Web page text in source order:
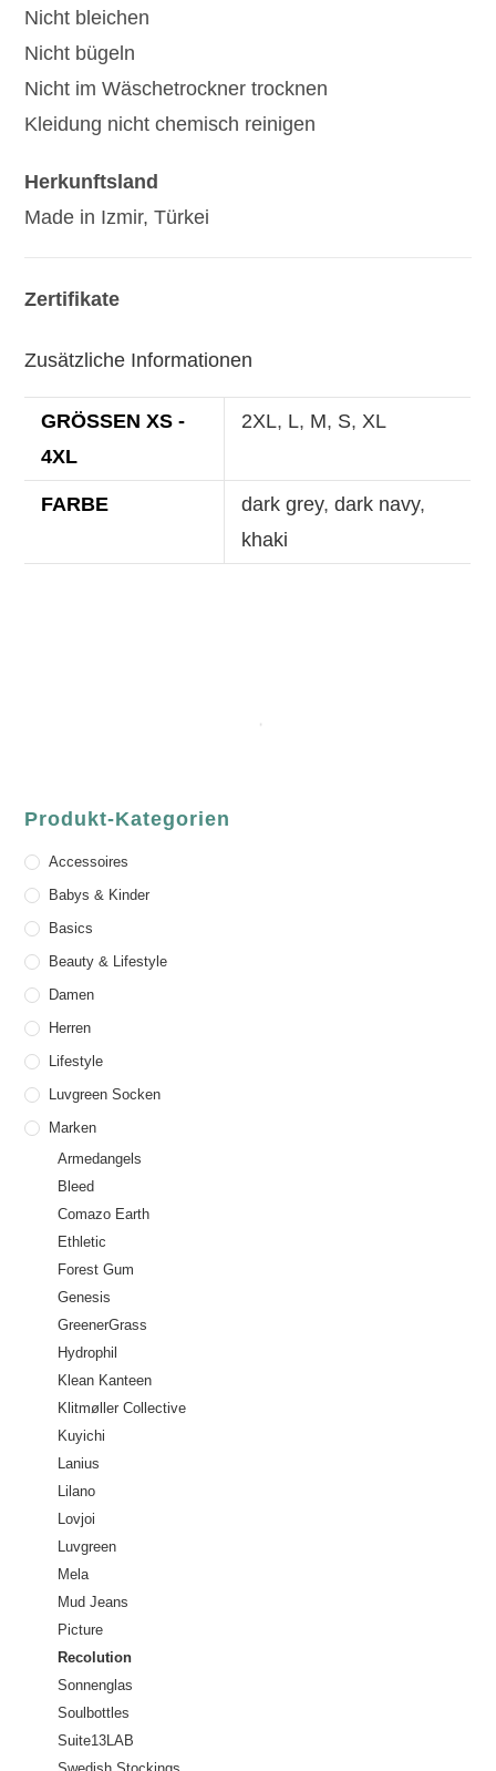
Nicht bleichen
Nicht bügeln
Nicht im Wäschetrockner trocknen
Kleidung nicht chemisch reinigen
Herkunftsland
Made in Izmir, Türkei
Zertifikate
Zusätzliche Informationen
GRÖSSEN XS - 4
XL
2XL, L, M, S,XL
FARBE dark grey,dark navy,
khaki
Produkt-Kategorien
Accessoires
Babys & Kinder
Basics
Beauty & Lifestyle
Damen
Herren
Lifestyle
Luvgreen Socken
Marken
Armedangels
Bleed
Comazo Earth
Ethletic
Forest Gum
Genesis
GreenerGrass
Hydrophil
Klean Kanteen
Klitmøller Collective
Kuyichi
Lanius
Lilano
Lovjoi
Luvgreen
Mela
Mud Jeans
Picture
Recolution
Sonnenglas
Soulbottles
Suite13LAB